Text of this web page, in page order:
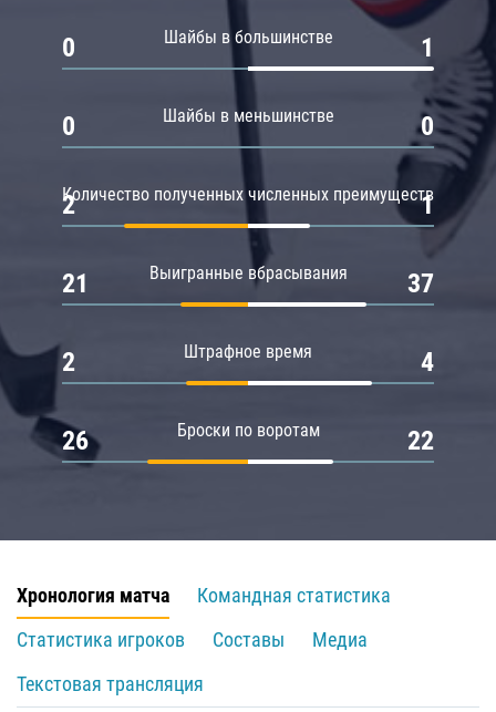
Шайбы в большинстве
0 1
Шайбы в меньшинстве
0 0
Количество полученных численных преимуществ
2 1
Выигранные вбрасывания
21 37
Штрафное время
2 4
Броски по воротам
26 22
Хронология матча
Командная статистика
Статистика игроков
Составы
Медиа
Текстовая трансляция